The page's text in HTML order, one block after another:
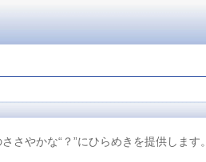
さやかな“？”にひらめきを提供します。